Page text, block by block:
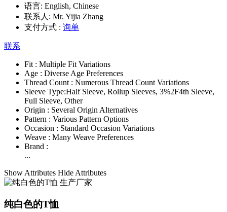
语言: English, Chinese
联系人: Mr. Yijia Zhang
支付方式 : 询单
联系
Fit : Multiple Fit Variations
Age : Diverse Age Preferences
Thread Count : Numerous Thread Count Variations
Sleeve Type:Half Sleeve, Rollup Sleeves, 3%2F4th Sleeve,
Full Sleeve, Other
Origin : Several Origin Alternatives
Pattern : Various Pattern Options
Occasion : Standard Occasion Variations
Weave : Many Weave Preferences
Brand :
...
Show Attributes Hide Attributes
纯白色的T恤